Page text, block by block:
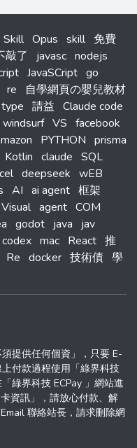
Skill Opus skill 免費
敲了
javasc nodejs
JavaSCript go
re
自學網頁の嬰兒教材
type 請益 Claude code
windsurf VS facebook
PYTHON prisma
Kotlin claude SQL
deepseek wEB
AI ai agent 框架
Visual agent COM
godot java
jav
codex mac React 推
Re docker 技術債 學
提供任何個資」，只要 E-
付款過程使用「綠界科技
綠界科技 ECPay 」網站進
資訊」，請放心付款、解
聯絡站長，請求刪除網